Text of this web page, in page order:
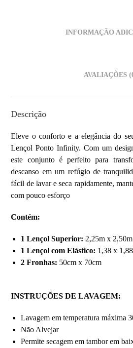
INFORMAÇÃO
AVALIAÇÕES
Descrição
Eleve o conforto e a elegância do
Lençol Ponto Infinity. Com um
este conjunto é perfeito para
descanso em um refúgio de
fácil de lavar e seca rapidamente,
com pouco esforço
Contém:
1 Lençol Superior: 2,25m x 2,50m
1 Lençol com Elástico: 1,38 x
2 Fronhas: 50cm x 70cm
INSTRUÇÕES DE LAVAGEM:
Lavagem em temperatura máxima
Não Alvejar
Permite secagem em tambor em